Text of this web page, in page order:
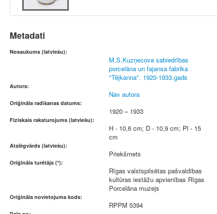
Metadati
Nosaukums (latviešu):
M.S.Kuzņecova sabiedrības
porcelāna un fajansa fabrika
"Tējkanna". 1920-1933.gads
Autors:
Nav autora
Oriģināla radīšanas datums:
1920 – 1933
Fiziskais raksturojums (latviešu):
H - 10,6 cm; D - 10,9 cm; Pl - 15
cm
Atslēgvārds (latviešu):
Priekšmets
Oriģināla turētājs (*):
Rīgas valstspilsētas pašvaldības
kultūras iestāžu apvienības Rīgas
Porcelāna muzejs
Oriģināla novietojuma kods:
RPPM 5394